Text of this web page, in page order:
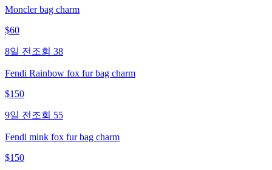
Moncler bag charm
$60
8일 전 조회 38
Fendi Rainbow fox fur bag charm
$150
9일 전 조회 55
Fendi mink fox fur bag charm
$150